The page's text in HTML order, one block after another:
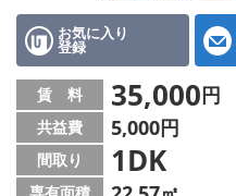
会社概要
メールでお問い合わせ
お気に入り
登録
賃 料 35,000円
共益費 5,000円
間取り 1DK